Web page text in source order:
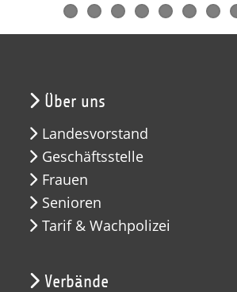
Über uns
Landesvorstand
Geschäftsstelle
Frauen
Senioren
Tarif & Wachpolizei
Verbände